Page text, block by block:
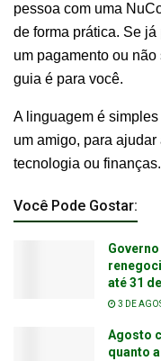
pessoa com uma
de forma prática. Se
um pagamento ou
guia é para você.
A linguagem é
um amigo, para
tecnologia ou finanças.
Você Pode Gostar:
até 31
3 DE
Agosto
quanto